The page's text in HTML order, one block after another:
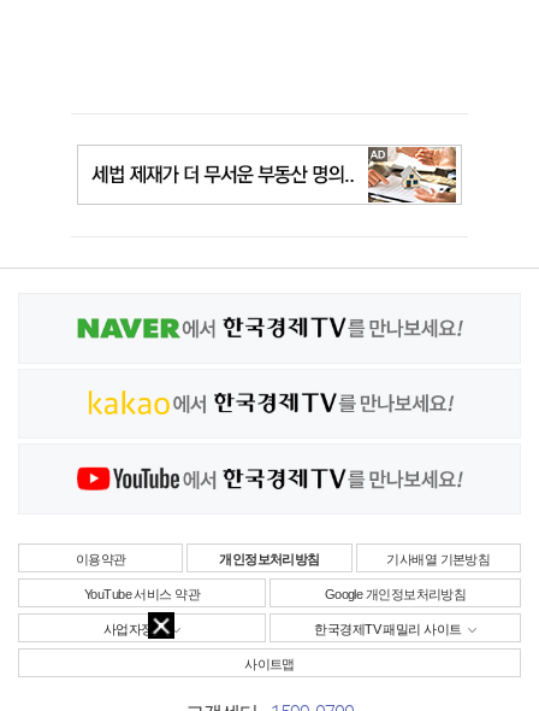
이용약관 개인정보처리방침 기사배열 기본방침
YouTube 서비스 약관 Google 개인정보처리방침
사업자정보 한국경제TV 패밀리 사이트
사이트맵